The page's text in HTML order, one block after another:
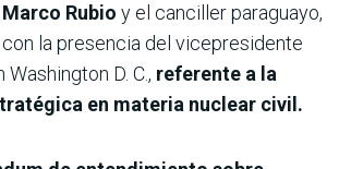
Marco Rubio y el canciller paraguayo,
con la presencia del vicepresidente
Washington D. C., referente a la
en materia nuclear civil.